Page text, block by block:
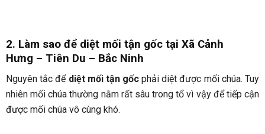
2. Làm sao để diệt mối tận gốc tại Xã Cảnh
Hưng – Tiên Du – Bắc Ninh
Nguyên tắc để diệt mối tận gốc phải diệt được mối chúa. Tuy
nhiên mối chúa thường nằm rất sâu trong tổ vì vậy để tiếp cận
được mối chúa vô cùng khó.